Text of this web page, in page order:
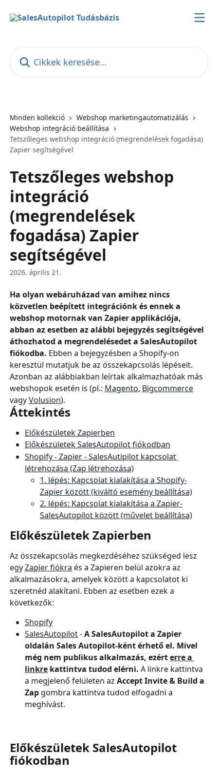
Minden kollekció
Webshop marketingautomatizálás
Webshop integráció beállítása
Tetszőleges webshop integráció (megrendelések fogadása)
Zapier segítségével
Tetszőleges webshop
integráció
(megrendelések
fogadása) Zapier
segítségével
2026. április 21.
Ha olyan webáruházad van amihez nincs
közvetlen beépített integrációnk és ennek a
webshop motornak van Zapier applikációja,
abban az esetben az alábbi bejegyzés segítségével
áthozhatod a megrendelésedet a SalesAutopilot
fiókodba. Ebben a bejegyzésben a Shopify-on
keresztül mutatjuk be az összekapcsolás lépéseit.
Azonban az alábbiakban leírtak alkalmazhatóak más
webshopok esetén is (pl.: Magento, Bigcommerce
vagy Volusion).
Áttekintés
Előkészületek Zapierben
Előkészületek SalesAutopilot fiókodban
Shopify - Zapier - SalesAutipilot kapcsolat
létrehozása (Zap létrehozása)
1. lépés: Kapcsolat kialakítása a Shopify-
Zapier között (kiváltó esemény beállítása)
2. lépés: Kapcsolat kialakítása a Zapier-
SalesAutopilot között (művelet beállítása)
Előkészületek Zapierben
Az összekapcsolás megkezdéséhez szükséged lesz
egy Zapier fiókra és a Zapieren belül azokra az
alkalmazásokra, amelyek között a kapcsolatot ki
szeretnéd alakítani. Ebben az esetben ezek a
következők:
Shopify
SalesAutopilot - A SalesAutopilot a Zapier
oldalán Sales Autopilot-ként érhető el. Mivel
még nem publikus alkalmazás, ezért erre a
linkre kattintva tudod elérni. A linkre kattintva
a megjelenő felületen az Accept Invite & Build a
Zap gombra kattintva tudod elfogadni a
meghívást.
Előkészületek SalesAutopilot
fiókodban